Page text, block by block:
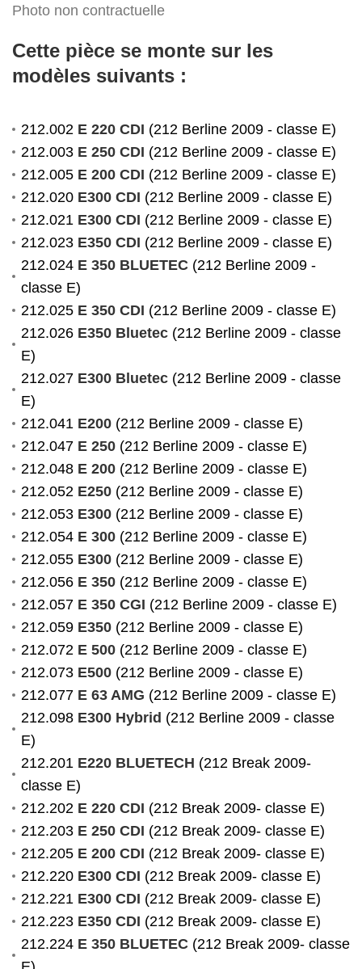
Photo non contractuelle
Cette pièce se monte sur les
modèles suivants :
212.002 E 220 CDI (212 Berline 2009 - classe E)
212.003 E 250 CDI (212 Berline 2009 - classe E)
212.005 E 200 CDI (212 Berline 2009 - classe E)
212.020 E300 CDI (212 Berline 2009 - classe E)
212.021 E300 CDI (212 Berline 2009 - classe E)
212.023 E350 CDI (212 Berline 2009 - classe E)
212.024 E 350 BLUETEC (212 Berline 2009 -
classe E)
212.025 E 350 CDI (212 Berline 2009 - classe E)
212.026 E350 Bluetec (212 Berline 2009 - classe
E)
212.027 E300 Bluetec (212 Berline 2009 - classe
E)
212.041 E200 (212 Berline 2009 - classe E)
212.047 E 250 (212 Berline 2009 - classe E)
212.048 E 200 (212 Berline 2009 - classe E)
212.052 E250 (212 Berline 2009 - classe E)
212.053 E300 (212 Berline 2009 - classe E)
212.054 E 300 (212 Berline 2009 - classe E)
212.055 E300 (212 Berline 2009 - classe E)
212.056 E 350 (212 Berline 2009 - classe E)
212.057 E 350 CGI (212 Berline 2009 - classe E)
212.059 E350 (212 Berline 2009 - classe E)
212.072 E 500 (212 Berline 2009 - classe E)
212.073 E500 (212 Berline 2009 - classe E)
212.077 E 63 AMG (212 Berline 2009 - classe E)
212.098 E300 Hybrid (212 Berline 2009 - classe
E)
212.201 E220 BLUETECH (212 Break 2009-
classe E)
212.202 E 220 CDI (212 Break 2009- classe E)
212.203 E 250 CDI (212 Break 2009- classe E)
212.205 E 200 CDI (212 Break 2009- classe E)
212.220 E300 CDI (212 Break 2009- classe E)
212.221 E300 CDI (212 Break 2009- classe E)
212.223 E350 CDI (212 Break 2009- classe E)
212.224 E 350 BLUETEC (212 Break 2009- classe